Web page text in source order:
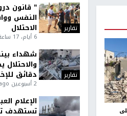
تقارير
" قانون
النفس
الاحتلال
6 أيام، 17 ساعة ago
تقارير
شهداء
والاحتلال
دقائق
2 أسبوعين ago
الإعلام
تستهدف